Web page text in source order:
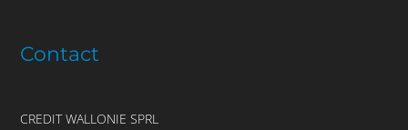
Contact
CREDIT WALLONIE SPRL